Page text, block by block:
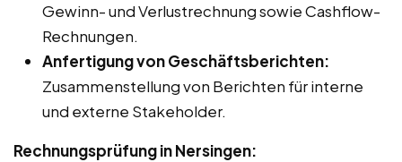
Gewinn- und Verlustrechnung sowie Cashflow-
Rechnungen.
Anfertigung von Geschäftsberichten:
Zusammenstellung von Berichten für interne
und externe Stakeholder.
Rechnungsprüfung in Nersingen: